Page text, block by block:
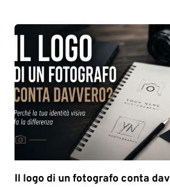
Il logo di un fotografo conta